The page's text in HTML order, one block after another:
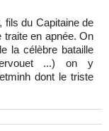
fils du Capitaine de
traite en apnée. On
la célèbre bataille
...) on y
dont le triste